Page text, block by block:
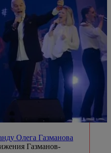
Олега Газманова
Газманов-